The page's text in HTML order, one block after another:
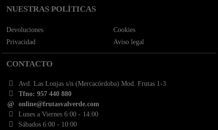
NUESTRAS POLÍTICAS
Devoluciones
Privacidad
Cookies
Aviso legal
CONTACTO
Avd. Las Lonjas s/n (Mercacórdoba) Mod. Frutas 1-3
Tfno: 957 440 880
online@frutasvalverde.com
Lunes a Viernes 6:00 - 14:00
Sábados 6:00 - 10:00